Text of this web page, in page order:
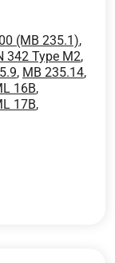
(MB 235.1),
342 Type M2,
, MB 235.14,
16B,
17B,